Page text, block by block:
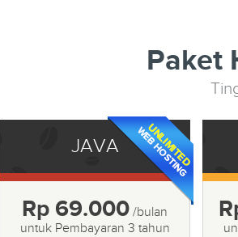
Paket
JAVA
Rp 69.000 /bulan
untuk Pembayaran 3 tahun